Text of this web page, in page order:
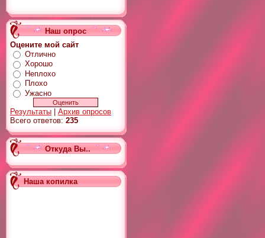
Наш опрос
Оцените мой сайт
Отлично
Хорошо
Неплохо
Плохо
Ужасно
Результаты
Архив опросов
Всего ответов: 235
Откуда Вы..
Наша копилка